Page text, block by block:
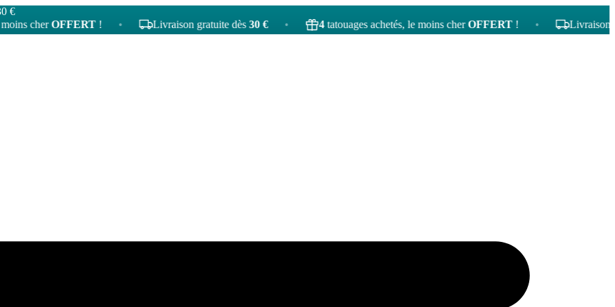
€
OFFERT! • Livraison gratuite dès30 € • 4 tatouages achetés, le moins cherOFFERT! • Livraison gratuite